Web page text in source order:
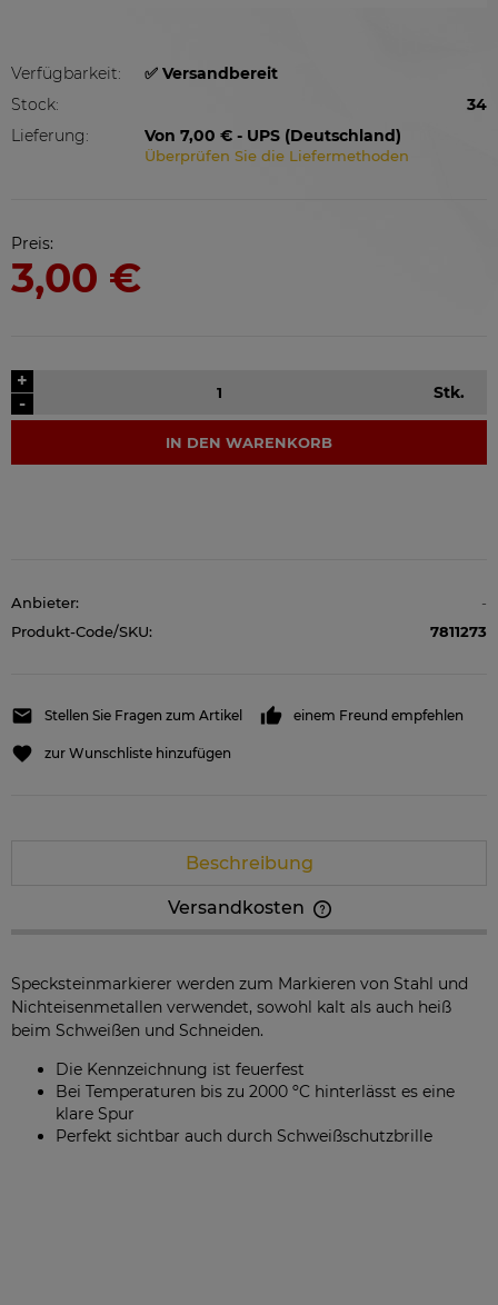
Verfügbarkeit:
✅ Versandbereit
Stock:
34
Lieferung:
Von 7,00 € - UPS (Deutschland)
Überprüfen Sie die Liefermethoden
Preis:
3,00 €
-
+
Stk.
IN DEN WARENKORB
Anbieter:
-
Produkt-Code/SKU:
7811273
Stellen Sie Fragen zum Artikel einem Freund empfehlen
zur Wunschliste hinzufügen
Beschreibung
Versandkosten
Specksteinmarkierer werden zum Markieren von Stahl und
Nichteisenmetallen verwendet, sowohl kalt als auch heiß
beim Schweißen und Schneiden.
Die Kennzeichnung ist feuerfest
Bei Temperaturen bis zu 2000 ºC hinterlässt es eine
klare Spur
Perfekt sichtbar auch durch Schweißschutzbrille